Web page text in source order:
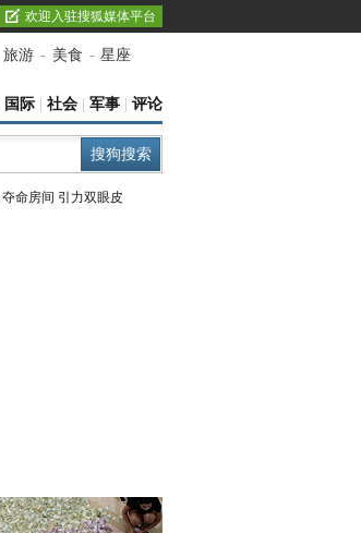
欢迎入驻搜狐媒体平台
旅游 - 美食 - 星座
国际 社会 军事 评论
夺命房间 引力双眼皮